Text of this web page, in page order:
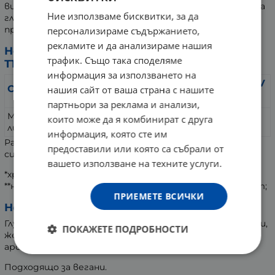
високите стандарти за чистота – без съдържание на
глутен, соя, желатин или ГМО компоненти, което я
прави подходящ избор за вегани.
Номер/Дата на вписване:
Т162614403/26.05.2026
Съставки
доза
%NRV
Моринга /Moringa oleifera/
лист
800 mg
Растителна капсула (хипромелоза), целулоза, калциев
силикат, силициев диоксид.
*хранителни референтни стойности
**няма определена хранителна референтна стойност;
Не съдържа:
Глутен, ГМО, пшеница, царевица, соя, млечни продукти,
желатин, изкуствени оцветители, изкуствени
аромати.
Подходящо за вегани.
Ние използваме бисквитки, за да
персонализираме съдържанието,
рекламите и да анализираме нашия
трафик. Също така споделяме
информация за използването на
нашия сайт от ваша страна с нашите
партньори за реклама и анализи,
които може да я комбинират с друга
информация, която сте им
предоставили или която са събрали от
вашето използване на техните услуги.
ПРИЕМЕТЕ ВСИЧКИ
ПОКАЖЕТЕ ПОДРОБНОСТИ